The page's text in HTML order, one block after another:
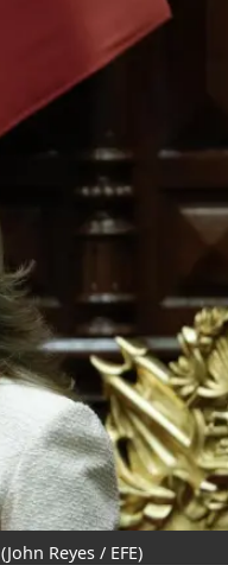
(John Reyes / EFE)